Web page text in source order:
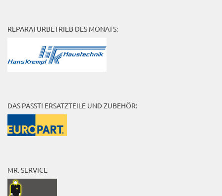
REPARATURBETRIEB DES MONATS:
DAS PASST! ERSATZTEILE UND ZUBEHÖR:
MR. SERVICE